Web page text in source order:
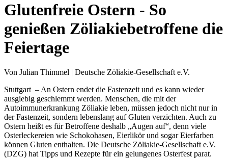
Glutenfreie Ostern - So
genießen Zöliakiebetroffene die
Feiertage
Von Julian Thimmel | Deutsche Zöliakie-Gesellschaft e.V.
Stuttgart – An Ostern endet die Fastenzeit und es kann wieder
ausgiebig geschlemmt werden. Menschen, die mit der
Autoimmunerkrankung Zöliakie leben, müssen jedoch nicht nur in
der Fastenzeit, sondern lebenslang auf Gluten verzichten. Auch zu
Ostern heißt es für Betroffene deshalb „Augen auf“, denn viele
Osterleckereien wie Schokohasen, Eierlikör und sogar Eierfarben
können Gluten enthalten. Die Deutsche Zöliakie-Gesellschaft e.V.
(DZG) hat Tipps und Rezepte für ein gelungenes Osterfest parat.